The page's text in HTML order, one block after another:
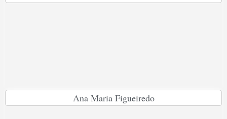
Ana Maria Figueiredo